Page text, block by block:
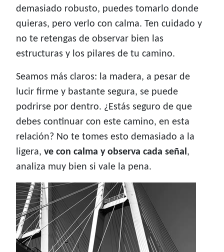
demasiado robusto, puedes tomarlo donde
quieras, pero verlo con calma. Ten cuidado y
no te retengas de observar bien las
estructuras y los pilares de tu camino.
Seamos más claros: la madera, a pesar de
lucir firme y bastante segura, se puede
podrirse por dentro. ¿Estás seguro de que
debes continuar con este camino, en esta
relación? No te tomes esto demasiado a la
ligera, ve con calma y observa cada señal,
analiza muy bien si vale la pena.